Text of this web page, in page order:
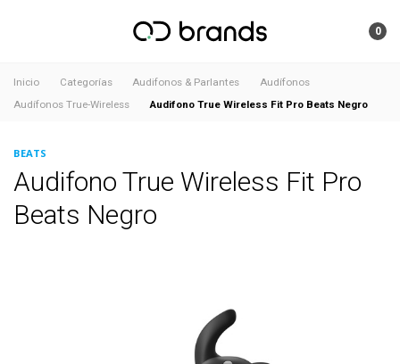
0
Inicio Categorías Audifonos & Parlantes
Audífonos
Audífonos True-Wireless
Audifono True Wireless Fit Pro Beats Negro
BEATS
Audifono True Wireless Fit Pro
Beats Negro